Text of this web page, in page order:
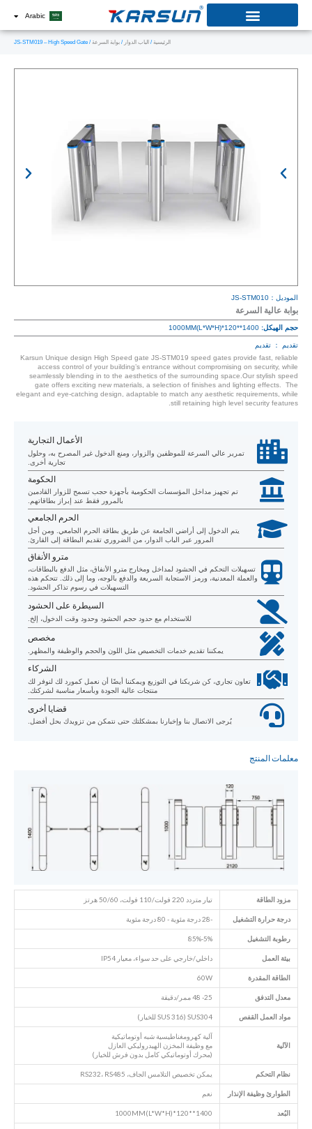
تخطي
إلى
Arabic
الرئيسية / الباب الدوار / بوابة السرعة / JS-STM019 – High Speed Gate
الموديل：JS-STM010
بوابة عالية السرعة
حجم الهيكل:
تقديم ： تقديم
Karsun Unique design High Speed gate JS-STM019 speed gates provide fast, reliable
access control of your building’s entrance without compromising on security, while
seamlessly blending in to the aesthetics of the surrounding space.Our stylish speed
gate offers exciting new materials, a selection of finishes and lighting effects. The
elegant and eye-catching design, adaptable to match any aesthetic requirements, while
still retaining high level security features.
الأعمال التجارية
تمرير عالي السرعة للموظفين والزوار، ومنع الدخول غير المصرح به، وحلول
تجارية أخرى.
الحكومة
تم تجهيز مداخل المؤسسات الحكومية بأجهزة حجب تسمح للزوار القادمين
بالمرور فقط عند إبراز بطاقاتهم.
الحرم الجامعي
يتم الدخول إلى أراضي الجامعة عن طريق بطاقة الحرم الجامعي. ومن أجل
المرور عبر الباب الدوار، من الضروري تقديم البطاقة إلى القارئ.
مترو الأنفاق
تسهيلات التحكم في الحشود لمداخل ومخارج مترو الأنفاق، مثل الدفع بالبطاقات،
والعملة المعدنية، ورمز الاستجابة السريعة والدفع بالوجه، وما إلى ذلك. تتحكم هذه
التسهيلات في رسوم تذاكر الحشود.
السيطرة على الحشود
للاستخدام مع حدود حجم الحشود وحدود وقت الدخول، إلخ.
مخصص
يمكننا تقديم خدمات التخصيص مثل اللون والحجم والوظيفة والمظهر.
الشركاء
تعاون تجاري، كن شريكنا في التوزيع ويمكننا أيضًا أن نعمل كمورد لك لنوفر لك
منتجات عالية الجودة وبأسعار مناسبة لشركتك.
قضايا أخرى
يُرجى الاتصال بنا وإخبارنا بمشكلتك حتى نتمكن من تزويدك بحل أفضل.
معلمات المنتج
مزود الطاقة تيار متردد 220 فولت/110 فولت، 50/60 هرتز
درجة حرارة التشغيل -28 درجة مئوية - 80 درجة مئوية
رطوبة التشغيل 5%-85%
بيئة العمل داخلي/خارجي على حد سواء، معيار IP54
الطاقة المقدرة 60W
معدل التدفق 25- 48 ممر/دقيقة
مواد العمل القفص SUS304 (SUS 316 للخيار)
الآلية
آلية كهرومغناطيسية شبه أوتوماتيكية
مع وظيفة المخزن الهيدروليكي العازل
(محرك أوتوماتيكي كامل بدون فرش للخيار)
نظام التحكم يمكن تخصيص التلامس الجاف، RS232، RS485
الطوارئوظيفة الإنذار نعم
البُعد 1400**120*1000MM(L*W*H)